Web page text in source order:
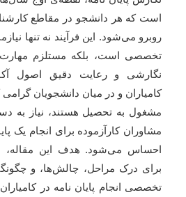
است که هر دانشجو در مقاطع
روبرو می‌شود. این فرآیند نه تنها
تخصصی است، بلکه مستلزم
نگارشی و رعایت دقیق اصول
کامیاران و در میان دانشجویان
مشغول به تحصیل هستند، نیاز به
مشاوران کارآزموده برای انجام یک
احساس می‌شود. هدف این مقاله،
برای درک مراحل، چالش‌ها، و
تخصصی انجام پایان نامه در